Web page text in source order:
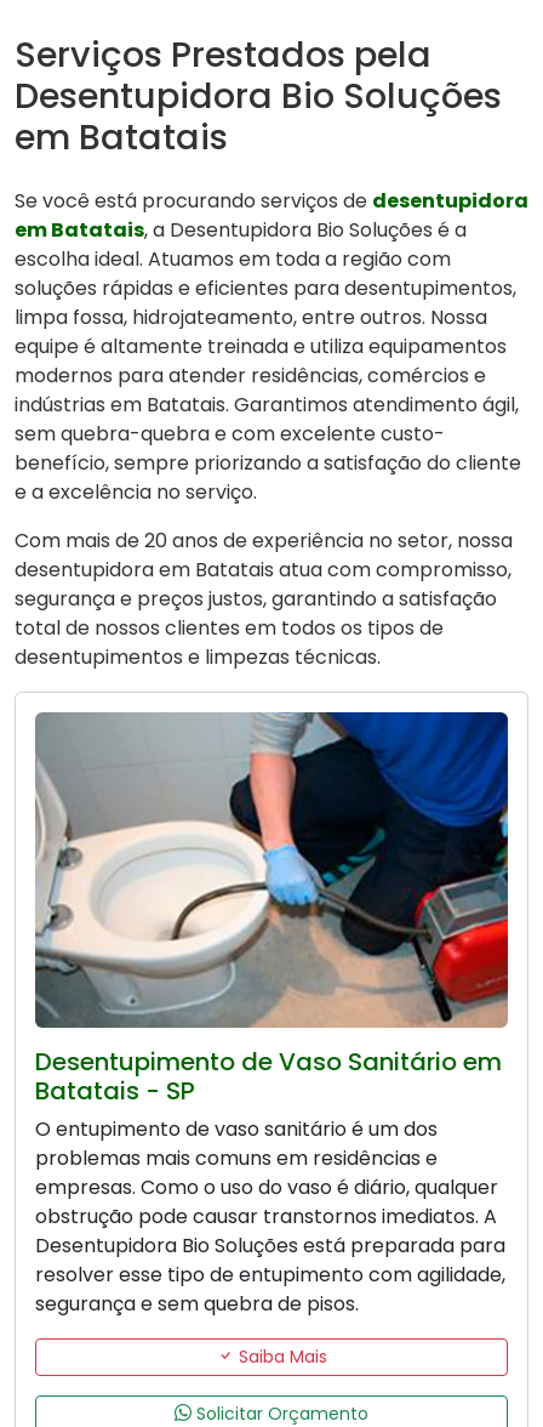
Serviços Prestados pela
Desentupidora Bio Soluções
em Batatais
Se você está procurando serviços de desentupidora
em Batatais, a Desentupidora Bio Soluções é a
escolha ideal. Atuamos em toda a região com
soluções rápidas e eficientes para desentupimentos,
limpa fossa, hidrojateamento, entre outros. Nossa
equipe é altamente treinada e utiliza equipamentos
modernos para atender residências, comércios e
indústrias em Batatais. Garantimos atendimento ágil,
sem quebra-quebra e com excelente custo-
benefício, sempre priorizando a satisfação do cliente
e a excelência no serviço.
Com mais de 20 anos de experiência no setor, nossa
desentupidora em Batatais atua com compromisso,
segurança e preços justos, garantindo a satisfação
total de nossos clientes em todos os tipos de
desentupimentos e limpezas técnicas.
Desentupimento de Vaso Sanitário em
Batatais - SP
O entupimento de vaso sanitário é um dos
problemas mais comuns em residências e
empresas. Como o uso do vaso é diário, qualquer
obstrução pode causar transtornos imediatos. A
Desentupidora Bio Soluções está preparada para
resolver esse tipo de entupimento com agilidade,
segurança e sem quebra de pisos.
Saiba Mais
Solicitar Orçamento